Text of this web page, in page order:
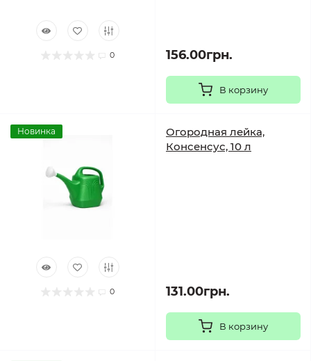
0 156.00грн.
В корзину
Новинка
0
Огородная лейка,
Консенсус, 10 л
131.00грн.
В корзину